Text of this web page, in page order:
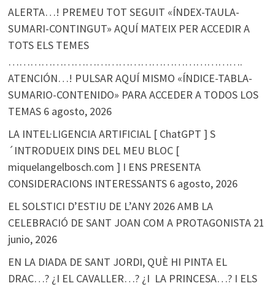
ALERTA…! PREMEU TOT SEGUIT «ÍNDEX-TAULA-
SUMARI-CONTINGUT» AQUÍ MATEIX PER ACCEDIR A
TOTS ELS TEMES
……………………………………………………….
ATENCIÓN…! PULSAR AQUÍ MISMO «ÍNDICE-TABLA-
SUMARIO-CONTENIDO» PARA ACCEDER A TODOS LOS
TEMAS 6 agosto, 2026
LA INTEL·LIGENCIA ARTIFICIAL [ ChatGPT ] S
´INTRODUEIX DINS DEL MEU BLOC [
miquelangelbosch.com ] I ENS PRESENTA
CONSIDERACIONS INTERESSANTS 6 agosto, 2026
EL SOLSTICI D’ESTIU DE L’ANY 2026 AMB LA
CELEBRACIÓ DE SANT JOAN COM A PROTAGONISTA 21
junio, 2026
EN LA DIADA DE SANT JORDI, QUÈ HI PINTA EL
DRAC…? ¿I EL CAVALLER…? ¿I LA PRINCESA…? I ELS